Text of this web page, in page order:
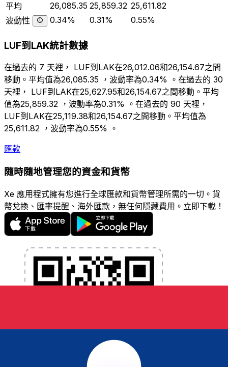
平均
26,085.35 25,859.32 25,611.82
波動性
0.34% 0.31% 0.55%
LUF到LAK統計數據
在過去的 7 天裡， LUF到LAK在26,012.06和26,154.67之間
移動。平均值為26,085.35 ，波動率為0.34% 。在過去的 30
天裡， LUF到LAK在25,627.95和26,154.67之間移動。平均
值為25,859.32 ，波動率為0.31% 。在過去的 90 天裡，
LUF到LAK在25,119.38和26,154.67之間移動。平均值為
25,611.82 ，波動率為0.55% 。
匯款
隨時隨地管理您的資金和貨幣
Xe 應用程式擁有您進行全球匯款和貨幣管理所需的一切。貨
幣兌換、匯率提醒、海外匯款，無任何隱藏費用。立即下載！